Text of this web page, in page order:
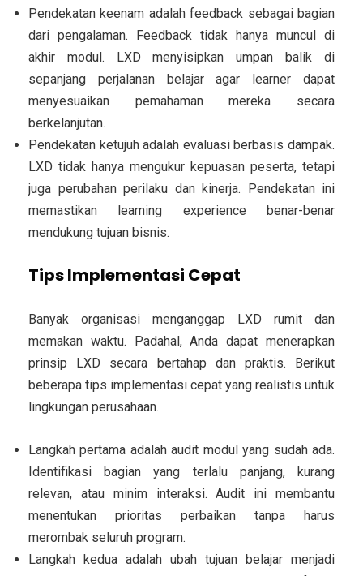
Pendekatan keenam adalah feedback sebagai bagian
dari pengalaman. Feedback tidak hanya muncul di
akhir modul. LXD menyisipkan umpan balik di
sepanjang perjalanan belajar agar learner dapat
menyesuaikan pemahaman mereka secara
berkelanjutan.
Pendekatan ketujuh adalah evaluasi berbasis dampak.
LXD tidak hanya mengukur kepuasan peserta, tetapi
juga perubahan perilaku dan kinerja. Pendekatan ini
memastikan learning experience benar-benar
mendukung tujuan bisnis.
Tips Implementasi Cepat
Banyak organisasi menganggap LXD rumit dan
memakan waktu. Padahal, Anda dapat menerapkan
prinsip LXD secara bertahap dan praktis. Berikut
beberapa tips implementasi cepat yang realistis untuk
lingkungan perusahaan.
Langkah pertama adalah audit modul yang sudah ada.
Identifikasi bagian yang terlalu panjang, kurang
relevan, atau minim interaksi. Audit ini membantu
menentukan prioritas perbaikan tanpa harus
merombak seluruh program.
Langkah kedua adalah ubah tujuan belajar menjadi